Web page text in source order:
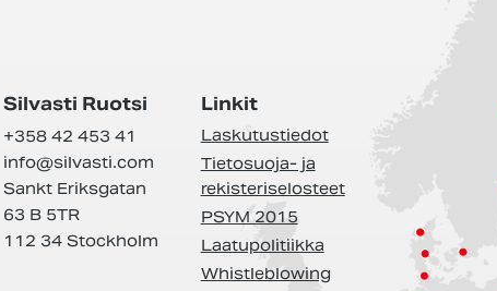
Silvasti Ruotsi
+358 42 453 41
info@silvasti.com
Sankt Eriksgatan
63 B 5TR
112 34 Stockholm
Linkit
Laskutustiedot
Tietosuoja- ja
rekisteriselosteet
PSYM 2015
Laatupolitiikka
Whistleblowing